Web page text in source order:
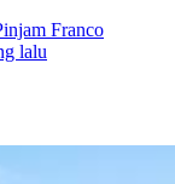
Franco
lalu